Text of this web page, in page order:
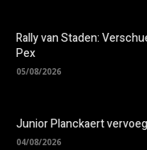
Rally van Staden:
Pex
05/08/2026
Junior Planckaert
04/08/2026